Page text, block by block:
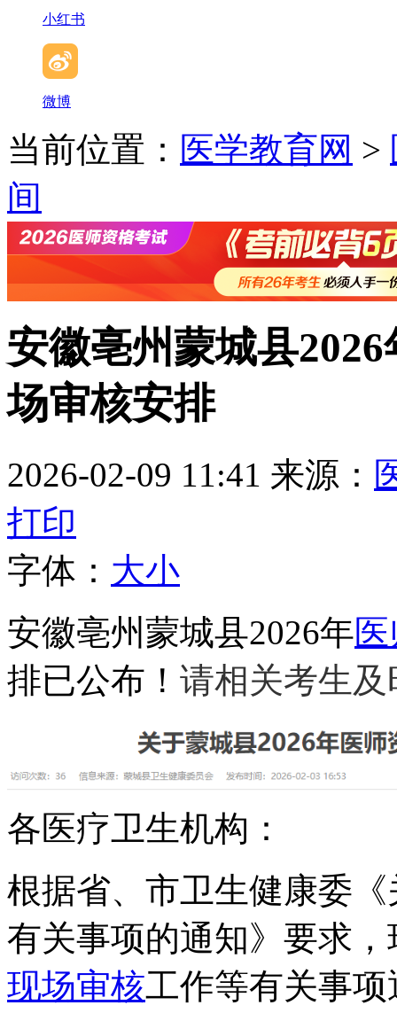
小红书
微博
当前位置： 医学教育网 >
间
安徽亳州蒙城县
场审核安排
2026-02-09 11:41 来源：
打印
字体： 大小
安徽亳州蒙城县2026年
排已公布！ 请相关考生
各医疗卫生机构：
根据省、市卫生健康委《
有关事项的通知》要求，
现场审核工作等有关事